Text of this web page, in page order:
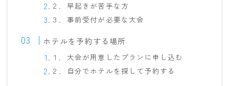
２．早起きが苦手な方
３．事前受付が必要な大会
ホテルを予約する場所
１．大会が用意したプランに申し込む
２．自分でホテルを探して予約する